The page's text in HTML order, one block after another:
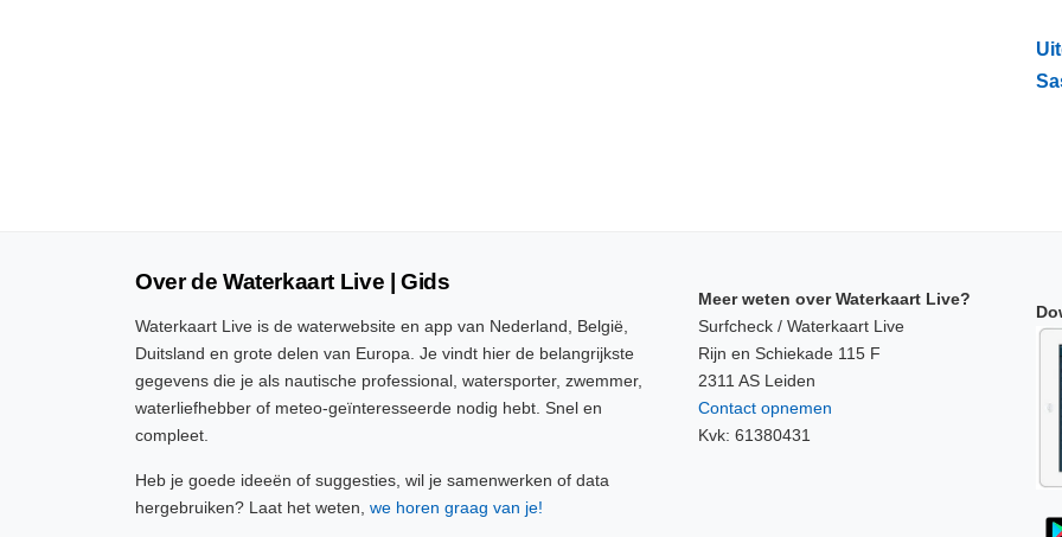
Over de Waterkaart Live | Gids
Waterkaart Live is de waterwebsite en app van Nederland, België,
Duitsland en grote delen van Europa. Je vindt hier de belangrijkste
gegevens die je als nautische professional, watersporter, zwemmer,
waterliefhebber of meteo-geïnteresseerde nodig hebt. Snel en
compleet.
Heb je goede ideeën of suggesties, wil je samenwerken of data
hergebruiken? Laat het weten, we horen graag van je!
Meer weten over Waterkaart Live?
Surfcheck / Waterkaart Live
Rijn en Schiekade 115 F
2311 AS Leiden
Contact opnemen
Kvk: 61380431